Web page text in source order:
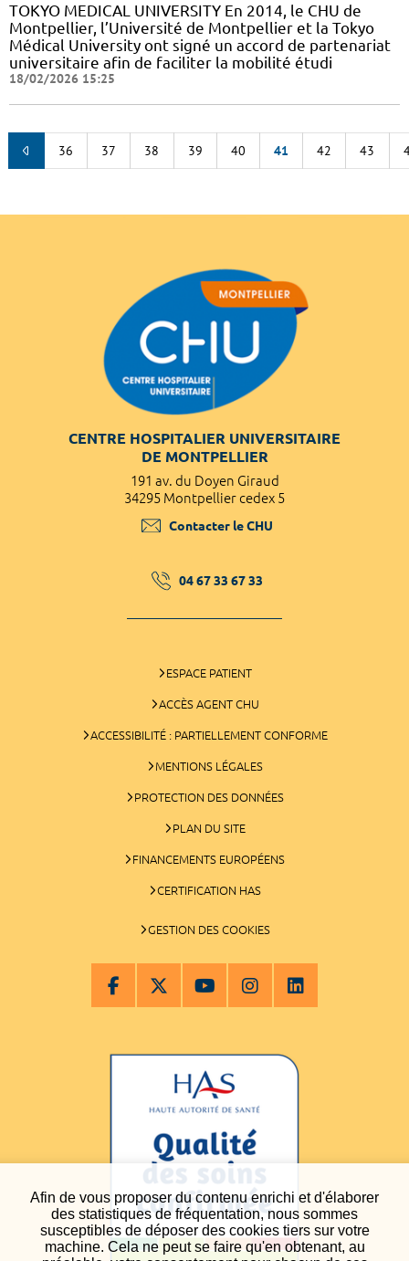
Afin de vous proposer du contenu enrichi et d'élaborer
des statistiques de fréquentation, nous sommes
susceptibles de déposer des cookies tiers sur votre
machine. Cela ne peut se faire qu'en obtenant, au
TOKYO MEDICAL UNIVERSITY En 2014, le CHU de
Montpellier, l’Université de Montpellier et la Tokyo
Médical University ont signé un accord de partenariat
universitaire afin de faciliter la mobilité étudi
18/02/2026 15:25
36 37 38 39 40 41 42 43
CENTRE HOSPITALIER UNIVERSITAIRE
DE MONTPELLIER
191 av. du Doyen Giraud
34295 Montpellier cedex 5
Contacter le CHU
04 67 33 67 33
ESPACE PATIENT
ACCÈS AGENT CHU
ACCESSIBILITÉ : PARTIELLEMENT CONFORME
MENTIONS LÉGALES
PROTECTION DES DONNÉES
PLAN DU SITE
FINANCEMENTS EUROPÉENS
CERTIFICATION HAS
GESTION DES COOKIES